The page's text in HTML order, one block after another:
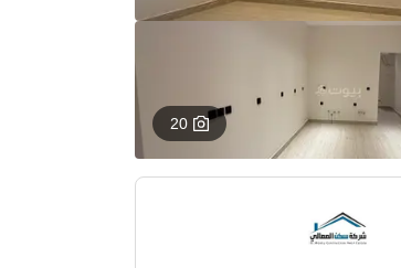
20